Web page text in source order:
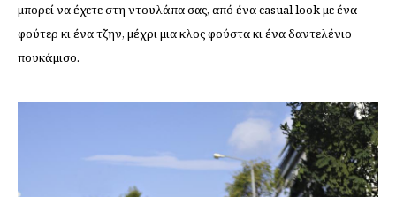
μπορεί να έχετε στη ντουλάπα σας, από έναcasuallook με ένα
φούτερ κι ένα τζην, μέχρι μια κλος φούστα κι ένα δαντελένιο
πουκάμισο.